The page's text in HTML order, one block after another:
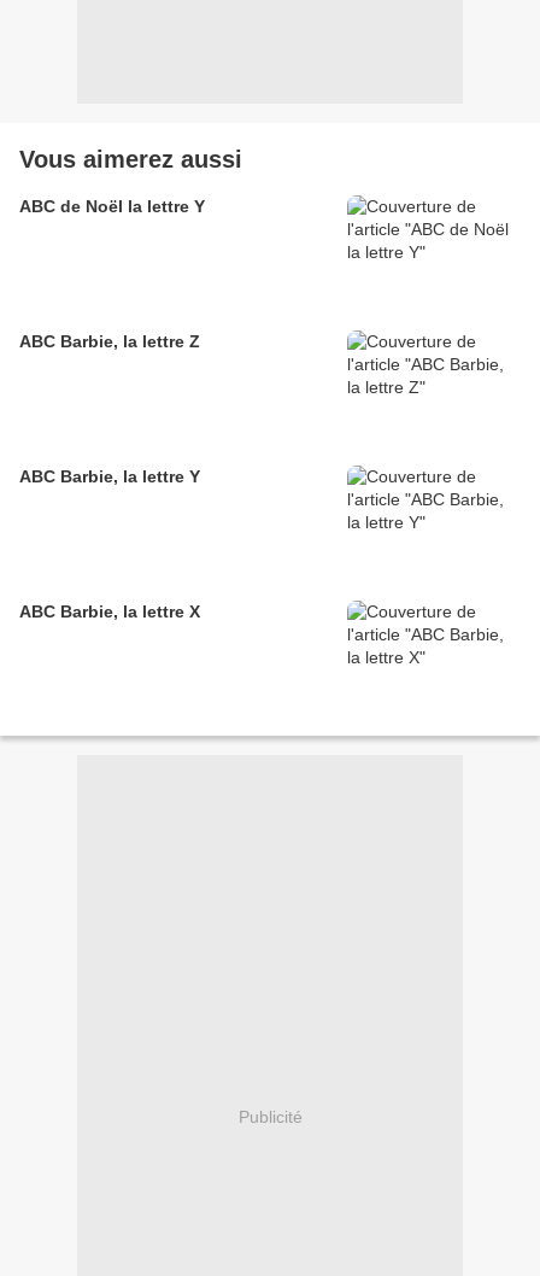
Vous aimerez aussi
ABC de Noël la lettre Y
ABC Barbie, la lettre Z
ABC Barbie, la lettre Y
ABC Barbie, la lettre X
Publicité